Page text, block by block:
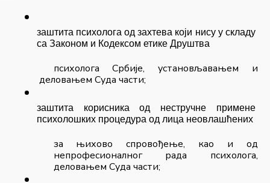
заштита психолога од захтева који нису у складу
са Законом и Кодексом етике Друштва
психолога Србије, установљавањем и
деловањем Суда части;
заштита корисника од нестручне примене
психолошких процедура од лица неовлашћених
за њихово спровођење, као и од
непрофесионалног рада психолога,
деловањем Суда части;